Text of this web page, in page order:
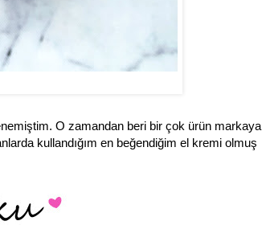
O zamandan beri bir çok ürün markaya
kullandığım en beğendiğim el kremi olmuş